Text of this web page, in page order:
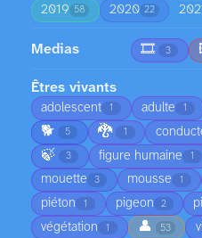
2019 58 2020 22
Medias 🎞️ 3
Êtres vivants
adolescent 1 adulte 1
🐕 5 🐉 1
🍃 3 figure humaine 1
mouette 3 mousse 1
piéton 1 pigeon 2
végétation 1 👤 53